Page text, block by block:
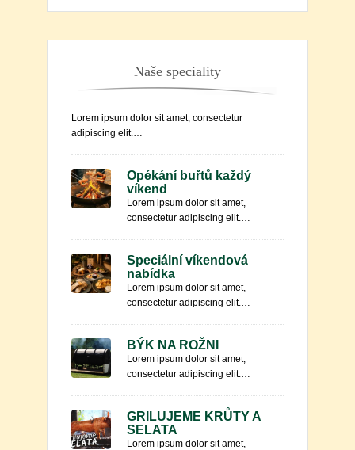
Naše speciality
Lorem ipsum dolor sit amet, consectetur
adipiscing elit.…
Opékání buřtů každý
víkend
Lorem ipsum dolor sit amet,
consectetur adipiscing elit.…
Speciální víkendová
nabídka
Lorem ipsum dolor sit amet,
consectetur adipiscing elit.…
BÝK NA ROŽNI
Lorem ipsum dolor sit amet,
consectetur adipiscing elit.…
GRILUJEME KRŮTY A
SELATA
Lorem ipsum dolor sit amet,